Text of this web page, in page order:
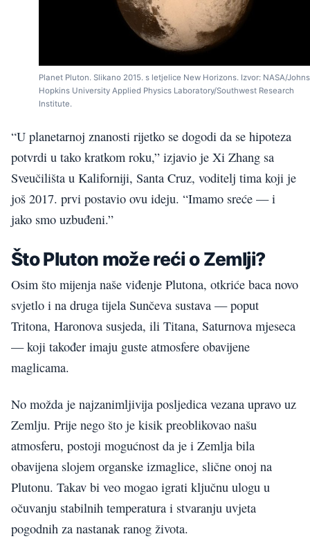
Planet Pluton. Slikano 2015. s letjelice New Horizons. Izvor: NASA/Johns
Hopkins University Applied Physics Laboratory/Southwest Research
Institute.
“U planetarnoj znanosti rijetko se dogodi da se hipoteza
potvrdi u tako kratkom roku,” izjavio je Xi Zhang sa
Sveučilišta u Kaliforniji, Santa Cruz, voditelj tima koji je
još 2017. prvi postavio ovu ideju. “Imamo sreće — i
jako smo uzbuđeni.”
Što Pluton može reći o Zemlji?
Osim što mijenja naše viđenje Plutona, otkriće baca novo
svjetlo i na druga tijela Sunčeva sustava — poput
Tritona, Haronova susjeda, ili Titana, Saturnova mjeseca
— koji također imaju guste atmosfere obavijene
maglicama.
No možda je najzanimljivija posljedica vezana upravo uz
Zemlju. Prije nego što je kisik preoblikovao našu
atmosferu, postoji mogućnost da je i Zemlja bila
obavijena slojem organske izmaglice, slične onoj na
Plutonu. Takav bi veo mogao igrati ključnu ulogu u
očuvanju stabilnih temperatura i stvaranju uvjeta
pogodnih za nastanak ranog života.